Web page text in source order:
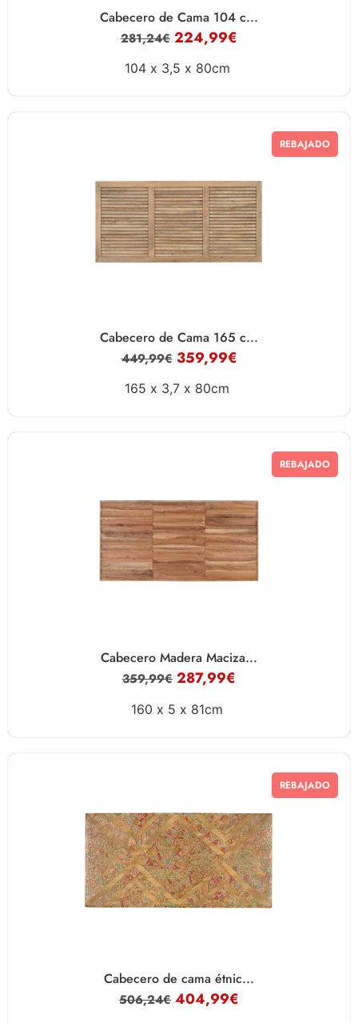
Cabecero de Cama 104 c...
281,24€ 224,99€
104 x 3,5 x 80cm
REBAJADO
Cabecero de Cama 165 c...
449,99€ 359,99€
165 x 3,7 x 80cm
REBAJADO
Cabecero Madera Maciza...
359,99€ 287,99€
160 x 5 x 81cm
REBAJADO
Cabecero de cama étnic...
506,24€ 404,99€